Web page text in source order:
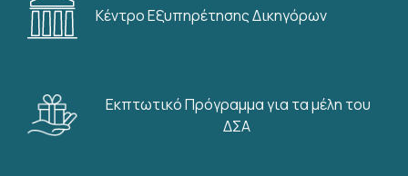
Κέντρο Εξυπηρέτησης Δικηγόρων
Εκπτωτικό Πρόγραμμα για τα μέλη του
ΔΣΑ